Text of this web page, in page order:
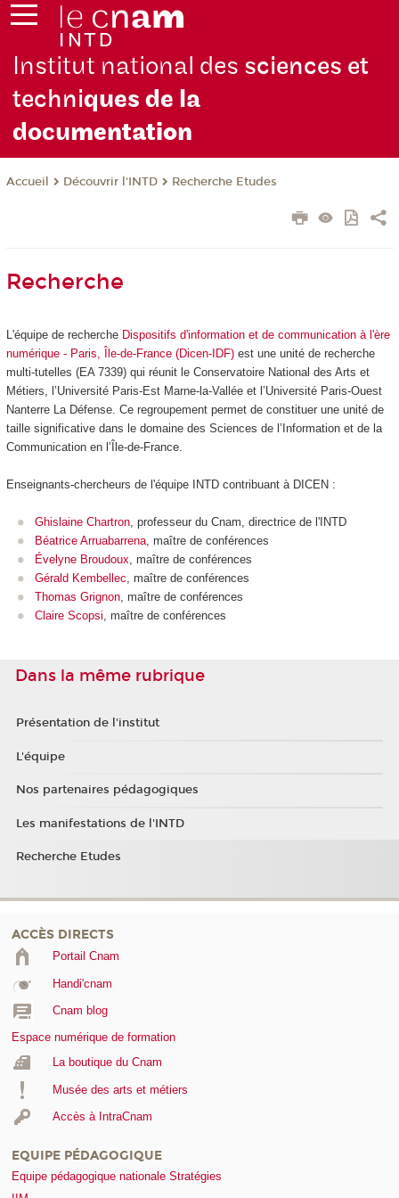
Institut national des sciences et
techniques de la
documentation
Accueil Découvrir l'INTD Recherche Etudes
Recherche
L'équipe de recherche Dispositifs d'information et de communication à l'ère
numérique - Paris, Île-de-France (Dicen-IDF)est une unité de recherche
multi-tutelles (EA 7339) qui réunit le Conservatoire National des Arts et
Métiers, l’Université Paris-Est Marne-la-Vallée et l’Université Paris-Ouest
Nanterre La Défense. Ce regroupement permet de constituer une unité de
taille significative dans le domaine des Sciences de l’Information et de la
Communication en l’Île-de-France.
Enseignants-chercheurs de l'équipe INTD contribuant à DICEN :
Ghislaine Chartron, professeur du Cnam, directrice de l'INTD
Béatrice Arruabarrena, maître de conférences
Évelyne Broudoux, maître de conférences
Gérald Kembellec, maître de conférences
Thomas Grignon, maître de conférences
Claire Scopsi, maître de conférences
Dans la même rubrique
Présentation de l'institut
L'équipe
Nos partenaires pédagogiques
Les manifestations de l'INTD
Recherche Etudes
ACCÈS DIRECTS
Portail Cnam
Handi'cnam
Cnam blog
Espace numérique de formation
La boutique du Cnam
Musée des arts et métiers
Accès à IntraCnam
EQUIPE PÉDAGOGIQUE
Equipe pédagogique nationale Stratégies